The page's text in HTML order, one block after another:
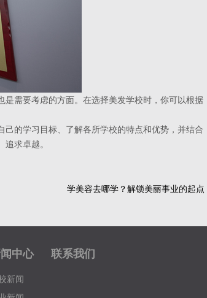
需要考虑的方面。在选择美发学校时，你可以根据
的学习目标、了解各所学校的特点和优势，并结合
求卓越。
学美容去哪学？解锁美丽事业的起点
中心
新闻
联系我们